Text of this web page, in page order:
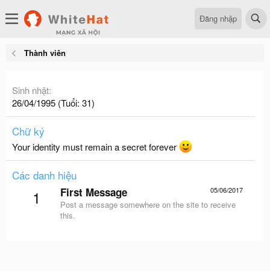
Đăng nhập
Thành viên
Sinh nhật
26/04/1995 (Tuổi: 31)
Chữ ký
Your identity must remain a secret forever
Các danh hiệu
1 05/06/2017
First Message
Post a message somewhere on the site to receive
this.